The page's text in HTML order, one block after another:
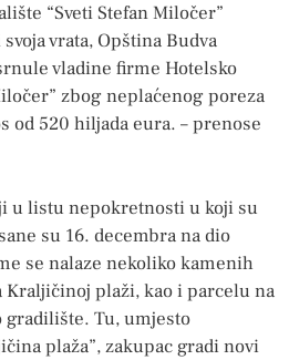
“Sveti Stefan Miločer”
vrata, Opština Budva
vladine firme Hotelsko
zbog neplaćenog poreza
od 520 hiljada eura. – prenose
u listu nepokretnosti u koji su
su 16. decembra na dio
se nalaze nekoliko kamenih
Kraljičinoj plaži, kao i parcelu na
gradilište. Tu, umjesto
plaža”, zakupac gradi novi